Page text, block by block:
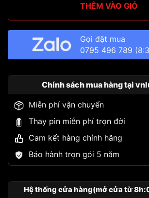
THÊM VÀO GIỎ
Gọi đặt mua
0795 496 789
Chính sách mua hàng tại
Miễn phí vận chuyển
Thay pin miễn phí trọn đời
Cam kết hàng chính hãng
Bảo hành trọn gói 5 năm
Hệ thống cửa hàng(mở cửa từ